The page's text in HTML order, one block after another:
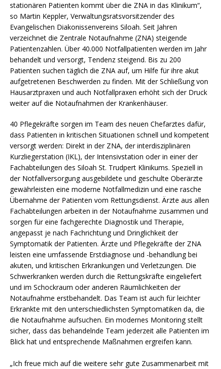
stationären Patienten kommt über die ZNA in das Klinikum“,
so Martin Keppler, Verwaltungsratsvorsitzender des
Evangelischen Diakonissenvereins Siloah. Seit Jahren
verzeichnet die Zentrale Notaufnahme (ZNA) steigende
Patientenzahlen. Über 40.000 Notfallpatienten werden im Jahr
behandelt und versorgt, Tendenz steigend. Bis zu 200
Patienten suchen täglich die ZNA auf, um Hilfe für ihre akut
aufgetretenen Beschwerden zu finden. Mit der Schließung von
Hausarztpraxen und auch Notfallpraxen erhöht sich der Druck
weiter auf die Notaufnahmen der Krankenhäuser.
40 Pflegekräfte sorgen im Team des neuen Chefarztes dafür,
dass Patienten in kritischen Situationen schnell und kompetent
versorgt werden: Direkt in der ZNA, der interdisziplinären
Kurzliegerstation (IKL), der Intensivstation oder in einer der
Fachabteilungen des Siloah St. Trudpert Klinikums. Speziell in
der Notfallversorgung ausgebildete und geschulte Oberärzte
gewährleisten eine moderne Notfallmedizin und eine rasche
Übernahme der Patienten vom Rettungsdienst. Ärzte aus allen
Fachabteilungen arbeiten in der Notaufnahme zusammen und
sorgen für eine fachgerechte Diagnostik und Therapie,
angepasst je nach Fachrichtung und Dringlichkeit der
Symptomatik der Patienten. Ärzte und Pflegekräfte der ZNA
leisten eine umfassende Erstdiagnose und -behandlung bei
akuten, und kritischen Erkrankungen und Verletzungen. Die
Schwerkranken werden durch die Rettungskräfte eingeliefert
und im Schockraum oder anderen Räumlichkeiten der
Notaufnahme erstbehandelt. Das Team ist auch für leichter
Erkrankte mit den unterschiedlichsten Symptomatiken da, die
die Notaufnahme aufsuchen. Ein modernes Monitoring stellt
sicher, dass das behandelnde Team jederzeit alle Patienten im
Blick hat und entsprechende Maßnahmen ergreifen kann.
„Ich freue mich auf die weitere sehr gute Zusammenarbeit mit